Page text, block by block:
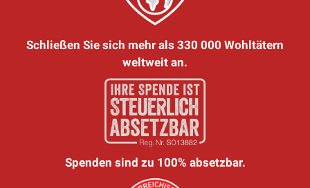
Schließen Sie sich mehr als 330 000 Wohltätern
weltweit an.
Spenden sind zu 100% absetzbar.